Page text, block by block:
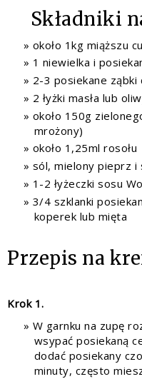
Składniki
około 1kg miąższu
1 niewielka i
2-3 posiekane ząbki
2 łyżki masła lub
około 150g
mrożony)
około 1,25ml rosołu
sól, mielony pieprz i
1-2 łyżeczki sosu
3/4 szklanki
koperek lub mięta
Przepis na
Krok 1.
W garnku na zupę
wsypać posiekaną
dodać posiekany
minuty, często